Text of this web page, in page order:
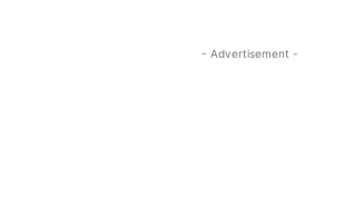
- Advertisement -